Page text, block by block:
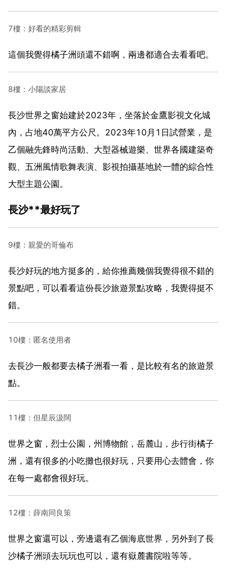
7樓：好看的精彩剪輯
這個我覺得橘子洲頭還不錯啊，兩邊都適合去看看吧。
8樓：小陽談家居
長沙世界之窗始建於2023年，坐落於金鷹影視文化城
內，占地40萬平方公尺。2023年10月1日試營業，是
乙個融先鋒時尚活動、大型器械遊樂、世界各國建築奇
觀、五洲風情歌舞表演、影視拍攝基地於一體的綜合性
大型主題公園。
長沙**最好玩了
9樓：親愛的哥倫布
長沙好玩的地方挺多的，給你推薦幾個我覺得很不錯的
景點吧，可以看看這份長沙旅遊景點攻略，我覺得挺不
錯。
10樓：匿名使用者
去長沙一般都要去橘子洲看一看，是比較有名的旅遊景
點。
11樓：但星辰汲闊
世界之窗，烈士公園，州博物館，岳麓山，步行街橘子
洲，還有很多的小吃攤也很好玩，只要用心去體會，你
在每一處都會很好玩。
12樓：薛南同良策
世界之窗還可以，旁邊還有乙個海底世界，另外到了長
沙橘子洲頭去玩玩也可以，還有嶽麓書院啦等等。